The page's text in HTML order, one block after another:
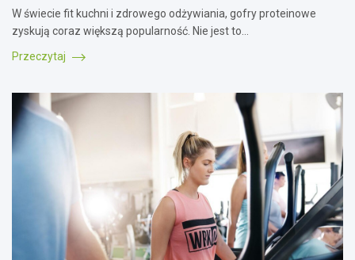
W świecie fit kuchni i zdrowego odżywiania, gofry proteinowe
zyskują coraz większą popularność. Nie jest to…
Przeczytaj